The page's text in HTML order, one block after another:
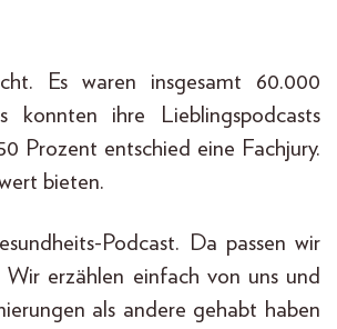
Es waren insgesamt 60.000
konnten ihre Lieblingspodcasts
Prozent entschied eine Fachjury.
bieten.
Podcast. Da passen wir
erzählen einfach von uns und
als andere gehabt haben